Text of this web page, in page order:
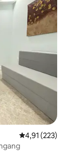
4,91 (223)